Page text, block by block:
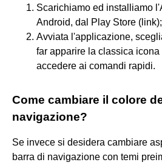
Scarichiamo ed installiamo
Android, dal Play Store (link);
Avviata l'applicazione,
far apparire la classica
accedere ai comandi rapidi.
Come cambiare il colore
navigazione?
Se invece si desidera cambiare
barra di navigazione con temi